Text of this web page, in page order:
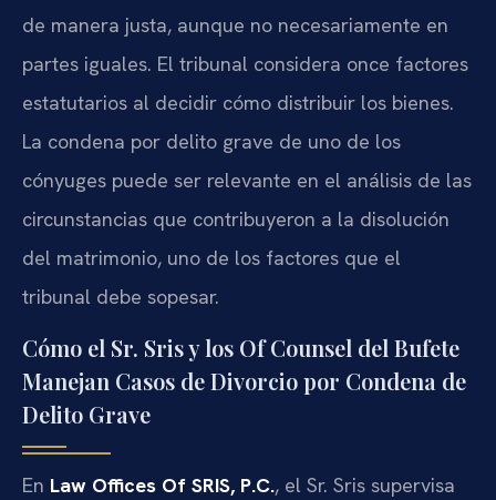
de manera justa, aunque no necesariamente en
partes iguales. El tribunal considera once factores
estatutarios al decidir cómo distribuir los bienes.
La condena por delito grave de uno de los
cónyuges puede ser relevante en el análisis de las
circunstancias que contribuyeron a la disolución
del matrimonio, uno de los factores que el
tribunal debe sopesar.
Cómo el Sr. Sris y los Of Counsel del Bufete
Manejan Casos de Divorcio por Condena de
Delito Grave
En Law Offices Of SRIS, P.C., el Sr. Sris supervisa